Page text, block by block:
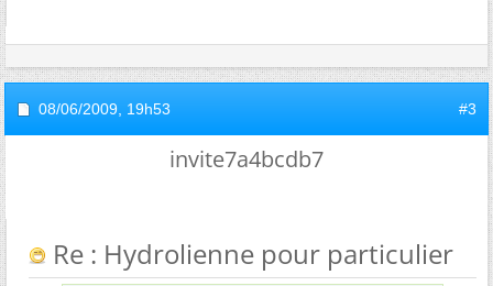
08/06/2009, 19h53 #3
invite7a4bcdb7
Re : Hydrolienne pour particulier